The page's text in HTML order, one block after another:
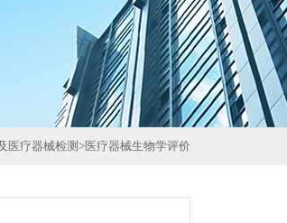
医疗器械检测 >医疗器械生物学评价